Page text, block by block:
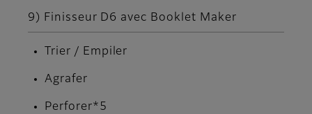
9) Finisseur D6 avec Booklet Maker
Trier / Empiler
Agrafer
Perforer*5